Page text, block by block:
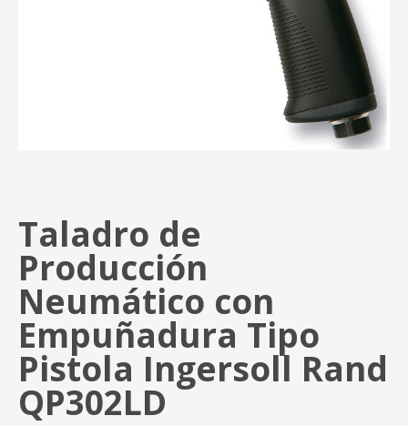
Taladro de
Producción
Neumático con
Empuñadura Tipo
Pistola Ingersoll Rand
QP302LD